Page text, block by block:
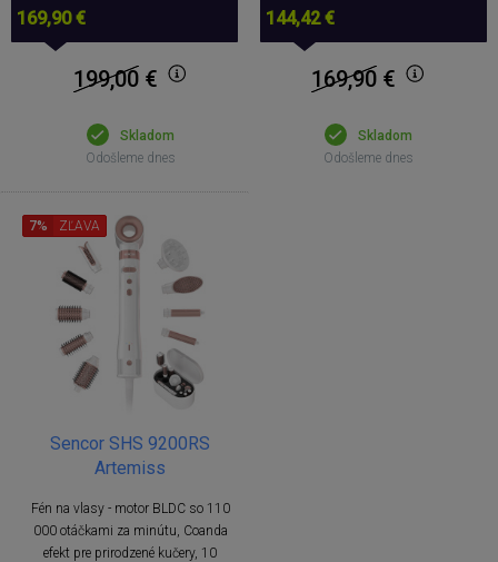
169,90 €
199,00 €
Skladom
Odošleme dnes
144,42 €
169,90 €
Skladom
Odošleme dnes
Sencor SHS 9200RS
Artemiss
Fén na vlasy - motor BLDC so 110
000 otáčkami za minútu, Coanda
efekt pre prirodzené kučery, 10
7% ZĽAVA